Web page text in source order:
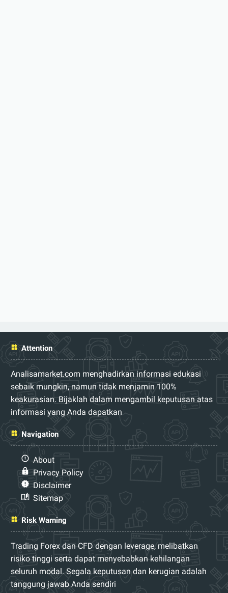
Attention
Analisamarket.com menghadirkan informasi edukasi
sebaik mungkin, namun tidak menjamin 100%
keakurasian. Bijaklah dalam mengambil keputusan atas
informasi yang Anda dapatkan
Navigation
About
Privacy Policy
Disclaimer
Sitemap
Risk Warning
Trading Forex dan CFD dengan leverage, melibatkan
risiko tinggi serta dapat menyebabkan kehilangan
seluruh modal. Segala keputusan dan kerugian adalah
tanggung jawab Anda sendiri